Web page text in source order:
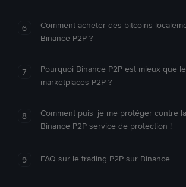
6
Comment acheter des bitcoins
Binance P2P ?
7
Pourquoi Binance P2P est mieux que
marketplaces P2P ?
8
Comment puis-je me protéger contre
Binance P2P service de protection !
9 FAQ sur le trading P2P sur Binance